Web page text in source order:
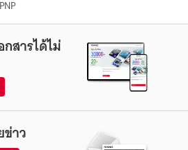
สารได้ไม่
าว